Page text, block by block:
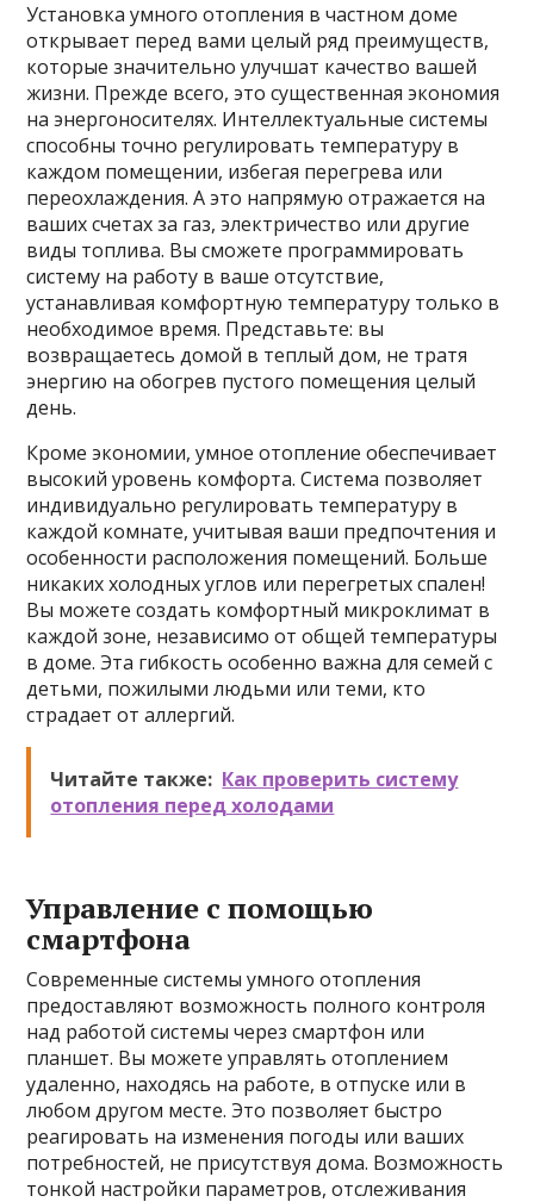
Установка умного отопления в частном доме
открывает перед вами целый ряд преимуществ,
которые значительно улучшат качество вашей
жизни. Прежде всего, это существенная экономия
на энергоносителях. Интеллектуальные системы
способны точно регулировать температуру в
каждом помещении, избегая перегрева или
переохлаждения. А это напрямую отражается на
ваших счетах за газ, электричество или другие
виды топлива. Вы сможете программировать
систему на работу в ваше отсутствие,
устанавливая комфортную температуру только в
необходимое время. Представьте: вы
возвращаетесь домой в теплый дом, не тратя
энергию на обогрев пустого помещения целый
день.
Кроме экономии, умное отопление обеспечивает
высокий уровень комфорта. Система позволяет
индивидуально регулировать температуру в
каждой комнате, учитывая ваши предпочтения и
особенности расположения помещений. Больше
никаких холодных углов или перегретых спален!
Вы можете создать комфортный микроклимат в
каждой зоне, независимо от общей температуры
в доме. Эта гибкость особенно важна для семей с
детьми, пожилыми людьми или теми, кто
страдает от аллергий.
Читайте также: Как проверить систему
отопления перед холодами
Управление с помощью
смартфона
Современные системы умного отопления
предоставляют возможность полного контроля
над работой системы через смартфон или
планшет. Вы можете управлять отоплением
удаленно, находясь на работе, в отпуске или в
любом другом месте. Это позволяет быстро
реагировать на изменения погоды или ваших
потребностей, не присутствуя дома. Возможность
тонкой настройки параметров, отслеживания